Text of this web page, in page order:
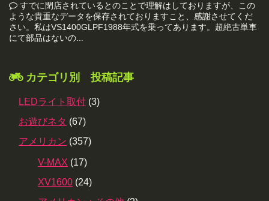
すでに閉店されているとのことで理解はしておりますが、この
ような貴重なデータを保存されておりますこと、感謝させてくだ
さい。私はVS1400GLPF1988年式を乗ってあります。超絶古単車
にて部品はないの...
カテゴリ別 投稿記事
LEDライト取付 (3)
お遊びネタ (67)
アメリカン (357)
V-MAX (17)
XV1600 (24)